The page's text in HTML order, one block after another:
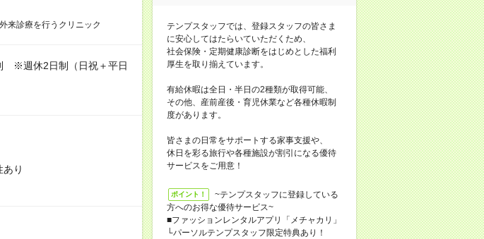
来診療を行うクリニック
※週休2日制（日祝＋平日
り
テンプスタッフでは、登録スタッフの皆さま
に安心してはたらいていただくため、
社会保険・定期健康診断をはじめとした福利
厚生を取り揃えています。
有給休暇は全日・半日の2種類が取得可能、
その他、産前産後・育児休業など各種休暇制
度があります。
皆さまの日常をサポートする家事支援や、
休日を彩る旅行や各種施設が割引になる優待
サービスをご用意！
ポイント！
~テンプスタッフに登録している
方へのお得な優待サービス~
■ファッションレンタルアプリ「メチャカリ」
└パーソルテンプスタッフ限定特典あり！